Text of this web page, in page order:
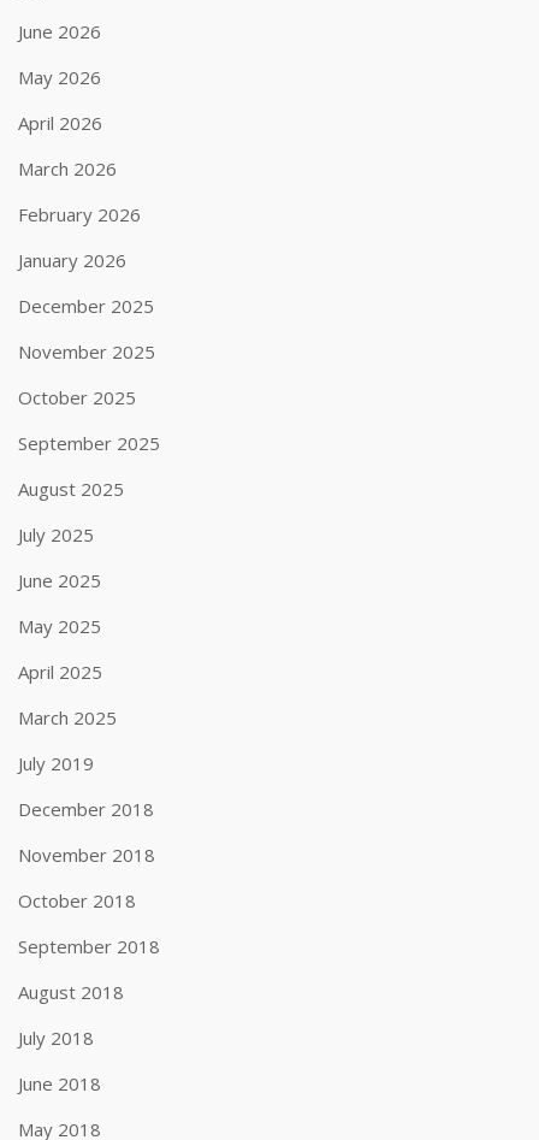
June 2026
May 2026
April 2026
March 2026
February 2026
January 2026
December 2025
November 2025
October 2025
September 2025
August 2025
July 2025
June 2025
May 2025
April 2025
March 2025
July 2019
December 2018
November 2018
October 2018
September 2018
August 2018
July 2018
June 2018
May 2018